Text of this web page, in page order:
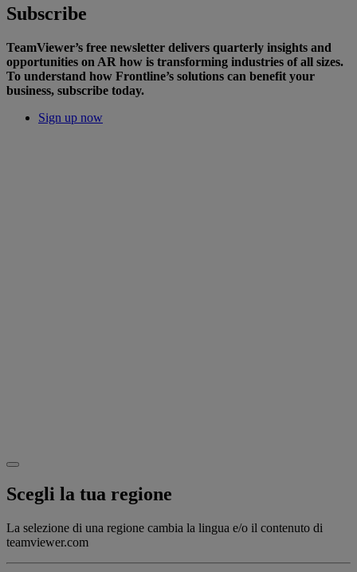
Subscribe
TeamViewer’s free newsletter delivers quarterly insights and
opportunities on AR how is transforming industries of all sizes.
To understand how Frontline’s solutions can benefit your
business, subscribe today.
Sign up now
Scegli la tua regione
La selezione di una regione cambia la lingua e/o il contenuto di
teamviewer.com